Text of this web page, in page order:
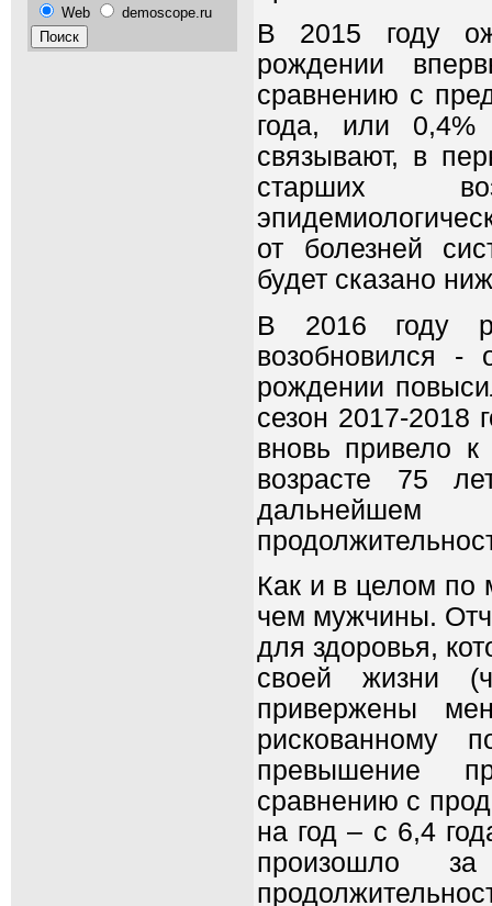
Web demoscope.ru
В 2015 году
рождении
сравнению с
года, или
связывают, в
старших
от болезней
будет сказано
В 2016 году
возобновился -
рождении
сезон 2017-2018
вновь привело
возрасте 75
дальнейшем
Как и в целом
чем мужчины.
для здоровья,
своей жизни
привержены
рискованному
превышение
сравнению с
на год – с 6,4
произошло